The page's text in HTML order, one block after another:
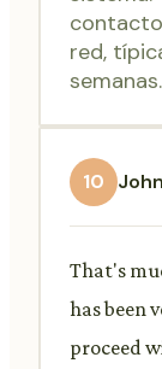
red,
semanas.
10 John
That's
has been
proceed